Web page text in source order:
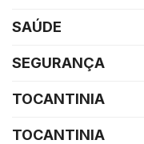
SAÚDE
SEGURANÇA
TOCANTINIA
TOCANTINIA